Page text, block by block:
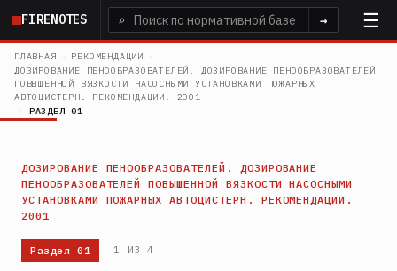
Перейти
основному
содержанию
FIRENOTES ⌕ →
ГЛАВНАЯ › РЕКОМЕНДАЦИИ
›
ДОЗИРОВАНИЕ ПЕНООБРАЗОВАТЕЛЕЙ. ДОЗИРОВАНИЕ ПЕНООБРАЗОВАТЕЛЕЙ
ПОВЫШЕННОЙ ВЯЗКОСТИ НАСОСНЫМИ УСТАНОВКАМИ ПОЖАРНЫХ
АВТОЦИСТЕРН. РЕКОМЕНДАЦИИ. 2001
›
РАЗДЕЛ 01
ДОЗИРОВАНИЕ ПЕНООБРАЗОВАТЕЛЕЙ. ДОЗИРОВАНИЕ
ПЕНООБРАЗОВАТЕЛЕЙ ПОВЫШЕННОЙ ВЯЗКОСТИ НАСОСНЫМИ
УСТАНОВКАМИ ПОЖАРНЫХ АВТОЦИСТЕРН. РЕКОМЕНДАЦИИ.
2001
Раздел 01 1 ИЗ 4